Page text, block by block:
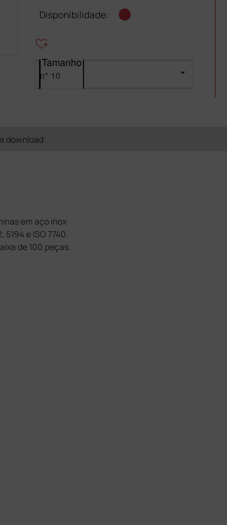
Disponibilidade:
heart_plus
Tamanho
download
em aço inox
e ISO 7740.
de 100 peças.